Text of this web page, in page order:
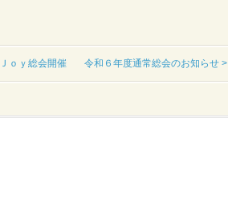
ｏｙ総会開催 令和６年度通常総会のお知らせ >